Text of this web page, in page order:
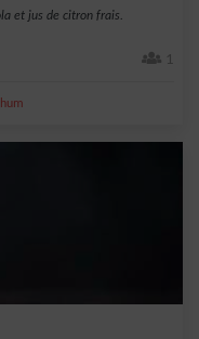
et jus de citron frais.
1